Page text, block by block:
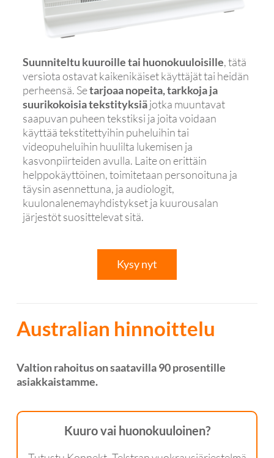
Suunniteltu kuuroille tai huonokuuloisille, tätä
versiota ostavat kaikenikäiset käyttäjät tai heidän
perheensä. Setarjoaa nopeita, tarkkoja ja
suurikokoisia tekstityksiäjotka muuntavat
saapuvan puheen tekstiksi ja joita voidaan
käyttää tekstitettyihin puheluihin tai
videopuheluihin huulilta lukemisen ja
kasvonpiirteiden avulla. Laite on erittäin
helppokäyttöinen, toimitetaan personoituna ja
täysin asennettuna, ja audiologit,
kuulonalenemayhdistykset ja kuurousalan
järjestöt suosittelevat sitä.
Kysy nyt
Australian hinnoittelu
Valtion rahoitus on saatavilla 90 prosentille
asiakkaistamme.
Kuuro vai huonokuuloinen?